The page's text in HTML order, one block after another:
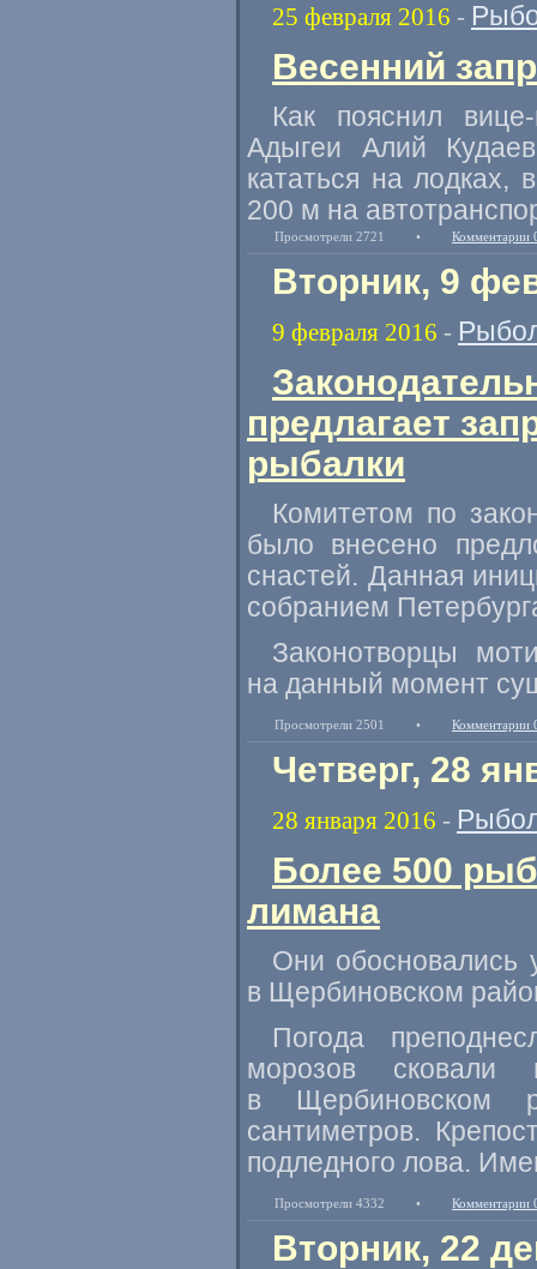
25 февраля 2016 -
Весенний
Как пояснил
Адыгеи Алий Кудаев
кататься на лодках,
200 м на
Просмотрели 2721 • Комментарии
Вторник, 9
9 февраля 2016 -
предлагает
рыбалки
Комитетом по
было внесено
снастей. Данная
собранием
Законотворцы
на данный момент
Просмотрели 2501 • Комментарии
Четверг, 28
28 января 2016 -
Более 500
лимана
Они обосновались
в Щербиновском
Погода
морозов
в Щербиновском
сантиметров.
подледного лова.
Просмотрели 4332 • Комментарии
Вторник, 22